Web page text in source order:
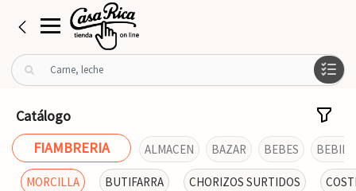
B
u
r
p
Catálogo
FIAMBRERIA
ALMACEN BAZAR BEBES
MORCILLA BUTIFARRA CHORIZOS SURTIDOS